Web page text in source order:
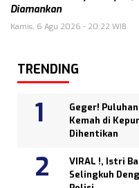
Diamankan
Kamis, 6 Agu 2026 - 20:22 WIB
TRENDING
Geger!
Kemah di
Dihentikan
VIRAL !, Istri
Selingkuh